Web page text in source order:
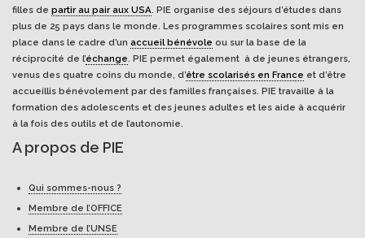
filles de partir au pair aux USA. PIE organise des séjours d’études dans
plus de 25 pays dans le monde. Les programmes scolaires sont mis en
place dans le cadre d’un accueil bénévole ou sur la base de la
réciprocité de l’échange. PIE permet également à de jeunes étrangers,
venus des quatre coins du monde, d’être scolarisés en France et d’être
accueillis bénévolement par des familles françaises. PIE travaille à la
formation des adolescents et des jeunes adultes et les aide à acquérir
à la fois des outils et de l’autonomie.
A propos de PIE
Qui sommes-nous ?
Membre de l’OFFICE
Membre de l’UNSE